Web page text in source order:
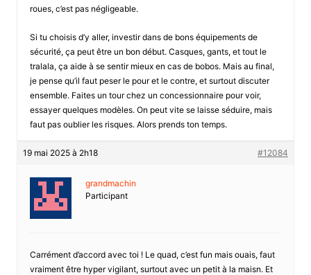
roues, c’est pas négligeable.
Si tu choisis d’y aller, investir dans de bons équipements de
sécurité, ça peut être un bon début. Casques, gants, et tout le
tralala, ça aide à se sentir mieux en cas de bobos. Mais au final,
je pense qu’il faut peser le pour et le contre, et surtout discuter
ensemble. Faites un tour chez un concessionnaire pour voir,
essayer quelques modèles. On peut vite se laisse séduire, mais
faut pas oublier les risques. Alors prends ton temps.
19 mai 2025 à 2h18 #12084
grandmachin
Participant
Carrément d’accord avec toi ! Le quad, c’est fun mais ouais, faut
vraiment être hyper vigilant, surtout avec un petit à la maisn. Et